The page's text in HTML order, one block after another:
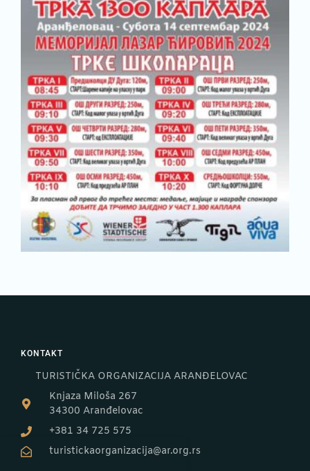
KONTAKT
TURISTIČKA ORGANIZACIJA ARANĐELOVAC
Knjaza Miloša 267
34300 Aranđelovac
+381 34 725 575
turistickaorganizacija@ar.org.rs